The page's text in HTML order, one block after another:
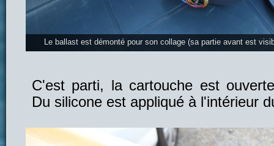
Le ballast est démonté pour son collage (sa partie avant est
C'est parti, la cartouche est
Du silicone est appliqué à l'intérieur